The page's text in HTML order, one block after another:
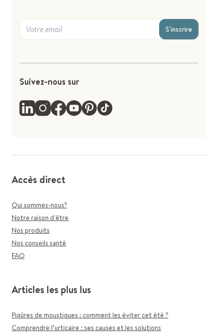
S'inscrire
Suivez-nous sur
Accès direct
Qui sommes-nous?
Notre raison d'être
Nos produits
Nos conseils santé
FAQ
Articles les plus lus
Piqûres de moustiques : comment les éviter cet été ?
Comprendre l’urticaire : ses causes et les solutions